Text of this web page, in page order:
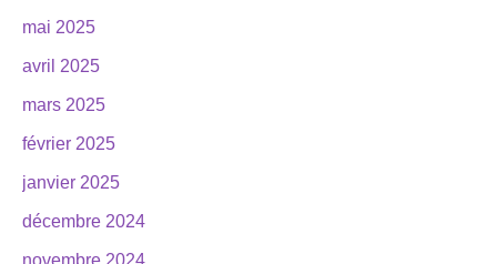
mai 2025
avril 2025
mars 2025
février 2025
janvier 2025
décembre 2024